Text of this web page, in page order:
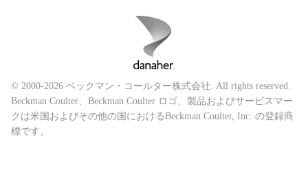
© 2000-2026 ベックマン・コールター株式会社. All rights reserved.
Beckman Coulter、Beckman Coulter ロゴ、製品およびサービスマー
クは米国およびその他の国におけるBeckman Coulter, Inc. の登録商
標です。